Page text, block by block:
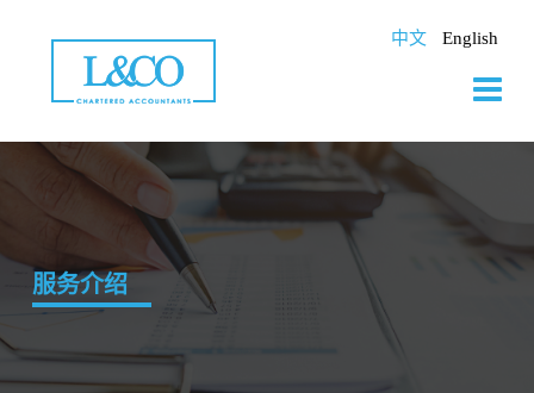
中文 English
服务介绍